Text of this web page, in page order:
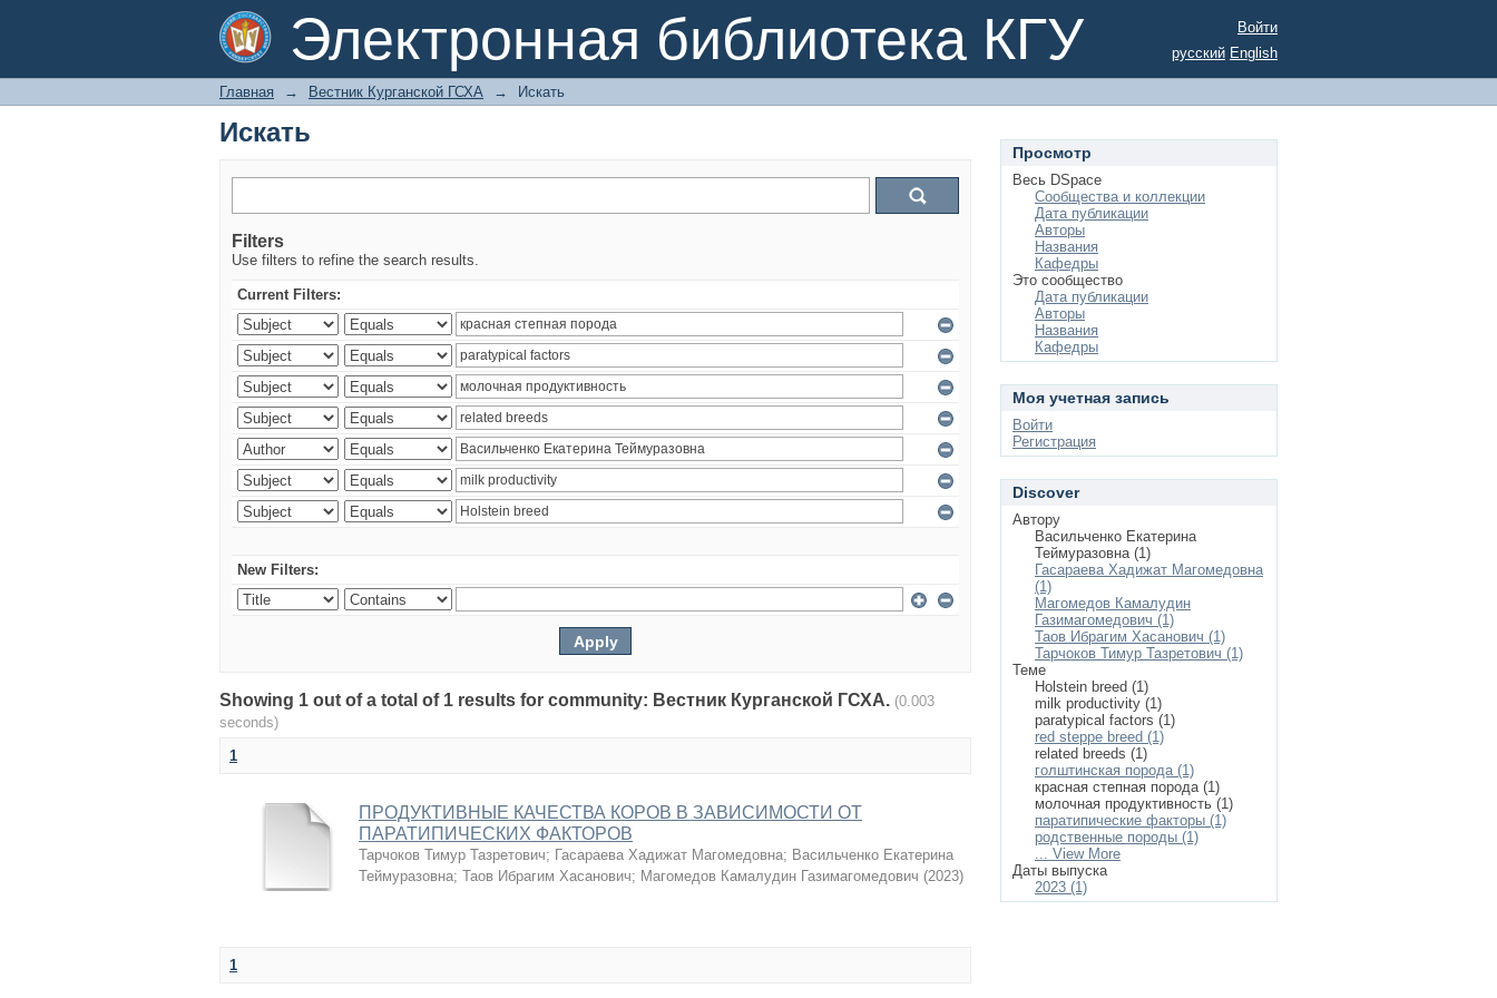
Электронная библиотека КГУ
Искать
Войти
русский English
Главная → Вестник Курганской ГСХА → Искать
Искать
Filters
Use filters to refine the search results.
Current Filters:
New Filters:
Showing 1 out of a total of 1 results for community: Вестник Курганской ГСХА. (0.003
seconds)
1
ПРОДУКТИВНЫЕ КАЧЕСТВА КОРОВ В ЗАВИСИМОСТИ ОТ
ПАРАТИПИЧЕСКИХ ФАКТОРОВ
Тарчоков Тимур Тазретович; Гасараева Хадижат Магомедовна; Васильченко Екатерина
Теймуразовна; Таов Ибрагим Хасанович; Магомедов Камалудин Газимагомедович (2023)
1
Просмотр
Весь DSpace
Сообщества и коллекции
Дата публикации
Авторы
Названия
Кафедры
Это сообщество
Дата публикации
Авторы
Названия
Кафедры
Моя учетная запись
Войти
Регистрация
Discover
Автору
Васильченко Екатерина
Теймуразовна (1)
Гасараева Хадижат Магомедовна
(1)
Магомедов Камалудин
Газимагомедович (1)
Таов Ибрагим Хасанович (1)
Тарчоков Тимур Тазретович (1)
Теме
Holstein breed (1)
milk productivity (1)
paratypical factors (1)
red steppe breed (1)
related breeds (1)
голштинская порода (1)
красная степная порода (1)
молочная продуктивность (1)
паратипические факторы (1)
родственные породы (1)
... View More
Даты выпуска
2023 (1)